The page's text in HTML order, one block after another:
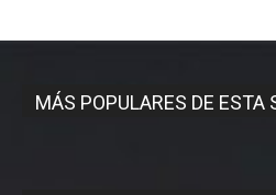
MÁS POPULARES DE ESTA